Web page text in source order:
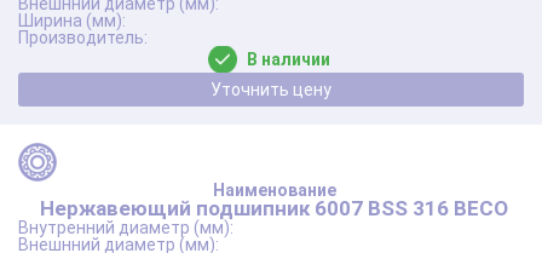
В наличии
Уточнить цену
Нержавеющий подшипник 6007 BSS 316 BECO